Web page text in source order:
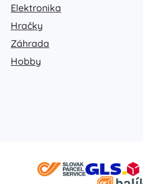
Elektronika
Hračky
Záhrada
Hobby